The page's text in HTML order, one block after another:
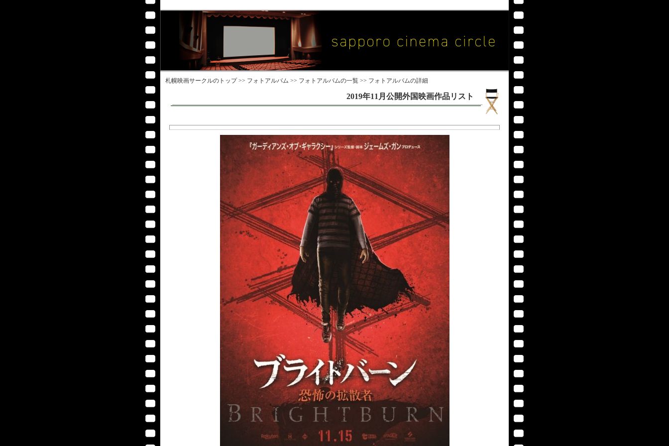
札幌映画サークルのトップ >> フォトアルバム >> フォトアルバムの一覧 >> フォトアルバムの詳細
2019年11月公開外国映画作品リスト